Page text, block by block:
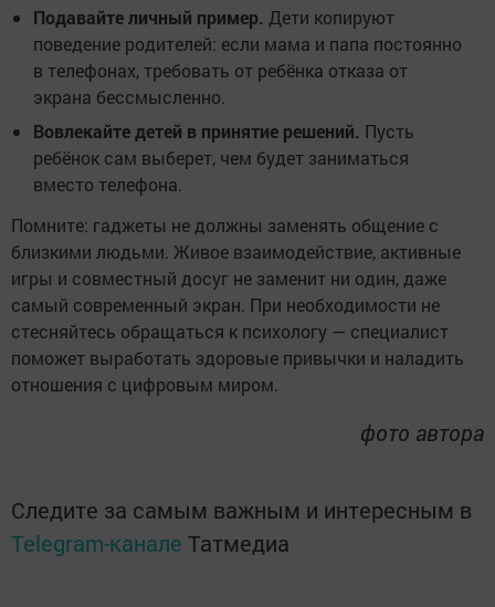
Подавайте личный пример. Дети копируют
поведение родителей: если мама и папа постоянно
в телефонах, требовать от ребёнка отказа от
экрана бессмысленно.
Вовлекайте детей в принятие решений. Пусть
ребёнок сам выберет, чем будет заниматься
вместо телефона.
Помните: гаджеты не должны заменять общение с
близкими людьми. Живое взаимодействие, активные
игры и совместный досуг не заменит ни один, даже
самый современный экран. При необходимости не
стесняйтесь обращаться к психологу — специалист
поможет выработать здоровые привычки и наладить
отношения с цифровым миром.
фото автора
Следите за самым важным и интересным в
Telegram-канале Татмедиа